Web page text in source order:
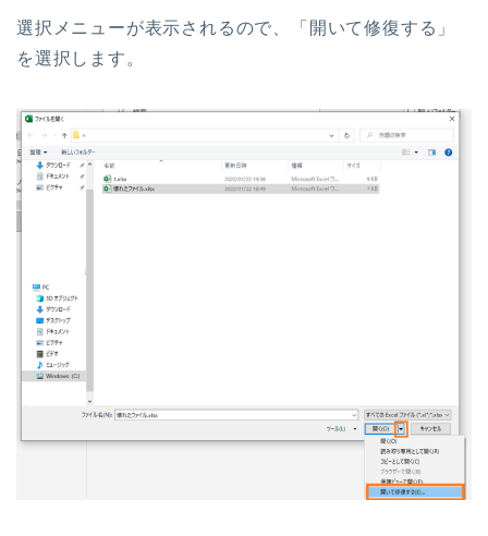
選択メニューが表示されるので、「開いて修復する」
を選択します。